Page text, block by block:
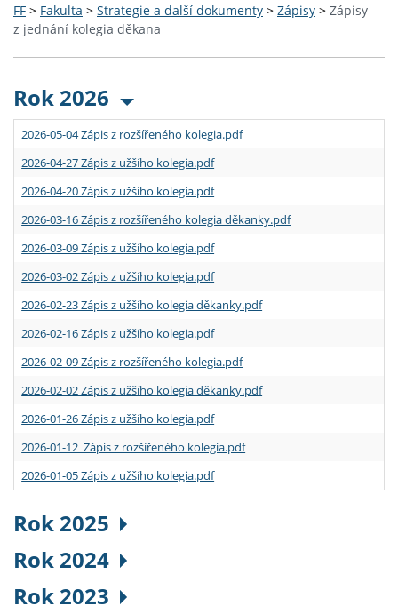
FF > Fakulta > Strategie a další dokumenty > Zápisy > Zápisy
z jednání kolegia děkana
Rok 2026
2026-05-04 Zápis z rozšířeného kolegia.pdf
2026-04-27 Zápis z užšího kolegia.pdf
2026-04-20 Zápis z užšího kolegia.pdf
2026-03-16 Zápis z rozšířeného kolegia děkanky.pdf
2026-03-09 Zápis z užšího kolegia.pdf
2026-03-02 Zápis z užšího kolegia.pdf
2026-02-23 Zápis z užšího kolegia děkanky.pdf
2026-02-16 Zápis z užšího kolegia.pdf
2026-02-09 Zápis z rozšířeného kolegia.pdf
2026-02-02 Zápis z užšího kolegia děkanky.pdf
2026-01-26 Zápis z užšího kolegia.pdf
2026-01-12 Zápis z rozšířeného kolegia.pdf
2026-01-05 Zápis z užšího kolegia.pdf
Rok 2025
Rok 2024
Rok 2023